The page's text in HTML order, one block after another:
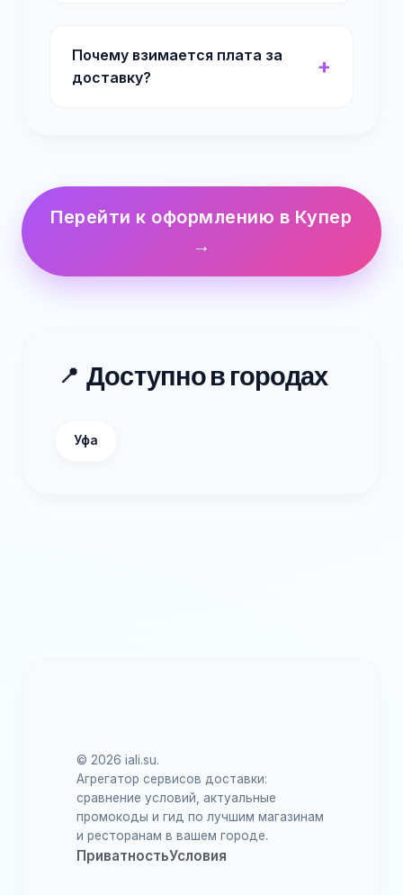
Почему взимается плата за
доставку?
Перейти к оформлению в Купер
→
📍 Доступно в городах
Уфа
© 2026 iali.su.
Агрегатор сервисов доставки:
сравнение условий, актуальные
промокоды и гид по лучшим магазинам
и ресторанам в вашем городе.
ПриватностьУсловия